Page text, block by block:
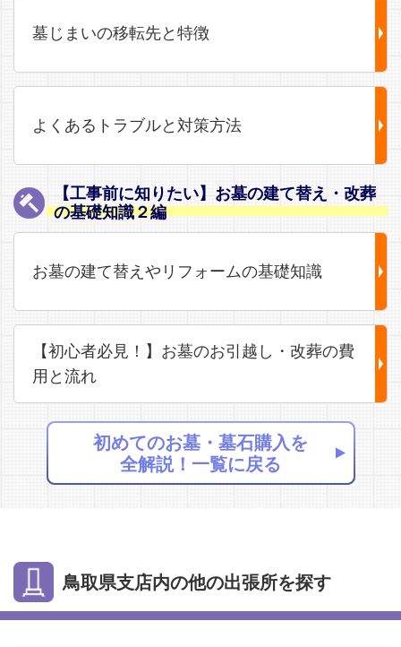
墓じまいの移転先と特徴
よくあるトラブルと対策方法
【工事前に知りたい】お墓の建て替え・改葬
の基礎知識２編
お墓の建て替えやリフォームの基礎知識
【初心者必見！】お墓のお引越し・改葬の費
用と流れ
初めてのお墓・墓石購入を
全解説！一覧に戻る
鳥取県支店内の他の出張所を探す